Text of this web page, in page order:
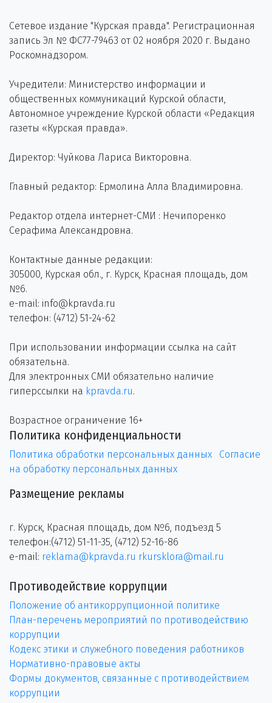
Сетевое издание "Курская правда". Регистрационная
запись Эл № ФС77-79463 от 02 ноября 2020 г. Выдано
Роскомнадзором.
Учредители: Министерство информации и
общественных коммуникаций Курской области,
Автономное учреждение Курской области «Редакция
газеты «Курская правда».
Директор: Чуйкова Лариса Викторовна.
Главный редактор: Ермолина Алла Владимировна.
Редактор отдела интернет-СМИ : Нечипоренко
Серафима Александровна.
Контактные данные редакции:
305000, Курская обл., г. Курск, Красная площадь, дом
№6.
e-mail: info@kpravda.ru
телефон: (4712) 51-24-62
При использовании информации ссылка на сайт
обязательна.
Для электронных СМИ обязательно наличие
гиперссылки на kpravda.ru.
Возрастное ограничение 16+
Политика конфиденциальности
Политика обработки персональных данных
Согласие
на обработку персональных данных
Размещение рекламы
г. Курск, Красная площадь, дом №6, подъезд 5
телефон:(4712) 51-11-35, (4712) 52-16-86
e-mail: reklama@kpravda.ru rkursklora@mail.ru
Противодействие коррупции
Положение об антикоррупционной политике
План-перечень мероприятий по противодействию
коррупции
Кодекс этики и служебного поведения работников
Нормативно-правовые акты
Формы документов, связанные с противодействием
коррупции